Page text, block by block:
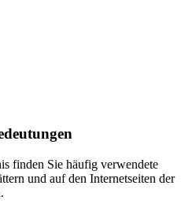
finden Sie häufig verwendete
und auf den Internetseiten der